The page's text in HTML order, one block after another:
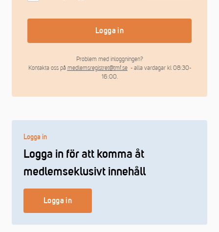
Logga in
Logga in för att komma åt
medlemseklusivt innehåll
Logga in
Logga in
Problem med inloggningen?
Kontakta oss på medlemsregistret@tmf.se- alla vardagar kl 08:30-
16:00.